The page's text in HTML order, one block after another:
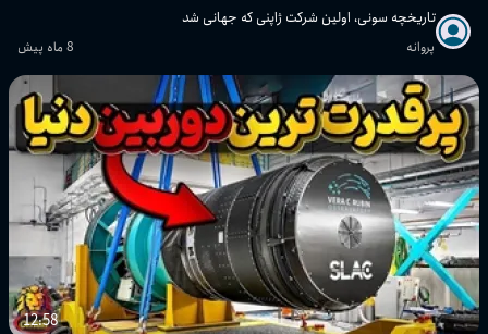
تاریخچه سونی، اولین شرکت ژاپنی که جهانی شد
پروانه 8 ماه پیش
12:58